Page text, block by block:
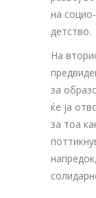
на
детство.
На
за
ќе ја
за тоа